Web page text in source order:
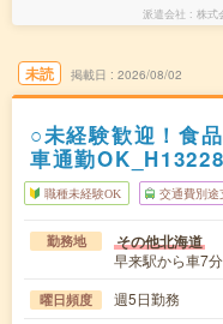
派遣会社 株式
未読 掲載日 2026/08/02
○未経験歓迎！食
車通勤
職種未経験OK 交通費別途
勤務地 その他北海道
早来駅から車7分
曜日頻度 週5日勤務